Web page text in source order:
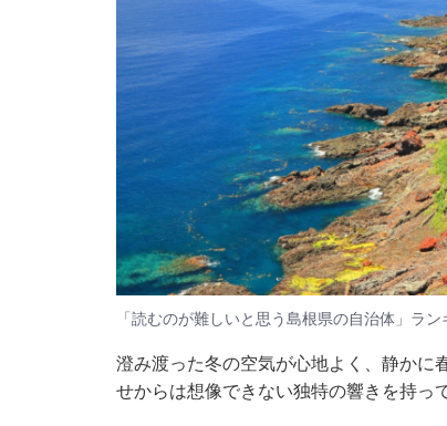
「読むのが難しいと思う島根県の自治体」ラン
澄み渡った冬の空気が心地よく、静かに
せからは想像できない独特の響きを持っ